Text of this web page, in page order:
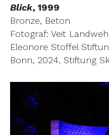
Blick, 1999
Bronze, Beton
Fotograf: Veit
Eleonore Stoffel
Bonn, 2024, Stiftung